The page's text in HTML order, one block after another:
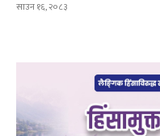
साउन १६, २०८३